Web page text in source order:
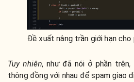
Đề xuất nâng trần giới hạn cho
Tuy nhiên, như đã nói ở phần
thông đồng với nhau để spam giao